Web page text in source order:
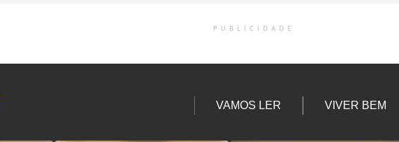
PUBLICIDADE
VAMOS LER VIVER BEM